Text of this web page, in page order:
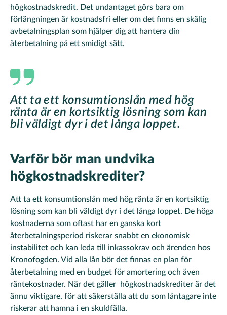
högkostnadskredit. Det undantaget görs bara om
förlängningen är kostnadsfri eller om det finns en skälig
avbetalningsplan som hjälper dig att hantera din
återbetalning på ett smidigt sätt.
Att ta ett konsumtionslån med hög
ränta är en kortsiktig lösning som kan
bli väldigt dyr i det långa loppet.
Varför bör man undvika
högkostnadskrediter?
Att ta ett konsumtionslån med hög ränta är en kortsiktig
lösning som kan bli väldigt dyr i det långa loppet. De höga
kostnaderna som oftast har en ganska kort
återbetalningsperiod riskerar snabbt en ekonomisk
instabilitet och kan leda till inkassokrav och ärenden hos
Kronofogden. Vid alla lån bör det finnas en plan för
återbetalning med en budget för amortering och även
räntekostnader. När det gäller högkostnadskrediter är det
ännu viktigare, för att säkerställa att du som låntagare inte
riskerar att hamna i en skuldfälla.